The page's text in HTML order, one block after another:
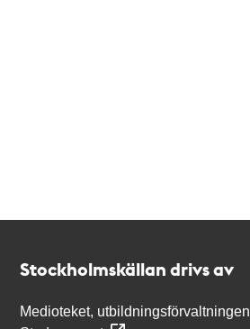
Stockholmskällan drivs av
Medioteket, utbildningsförvaltningen